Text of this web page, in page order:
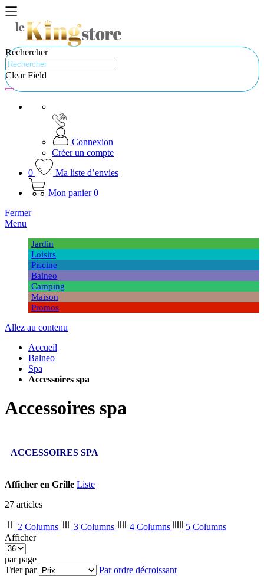
Rechercher
Clear Field
Connexion
Créer un compte
0
Ma liste d’envies
Mon panier 0
Fermer
Menu
Jardin
Loisirs
Piscine
Balneo
Camping
Maison
Promos
Allez au contenu
Accueil
Balneo
Spa
Accessoires spa
Accessoires spa
ACCESSOIRES SPA
Afficher en Grille Liste
27 articles
2 Columns 3 Columns 4 Columns
5 Columns
Afficher
par page
Trier par
Par ordre décroissant